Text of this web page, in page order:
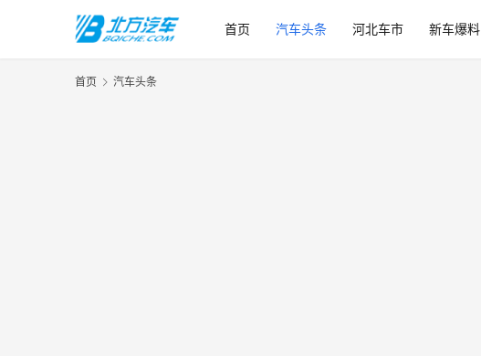
首页 汽车头条 河北车市 新车爆料
首页 汽车头条